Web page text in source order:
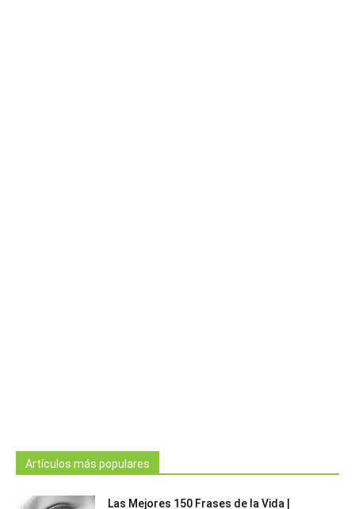
Artículos más populares
Las Mejores 150 Frases de la Vida |